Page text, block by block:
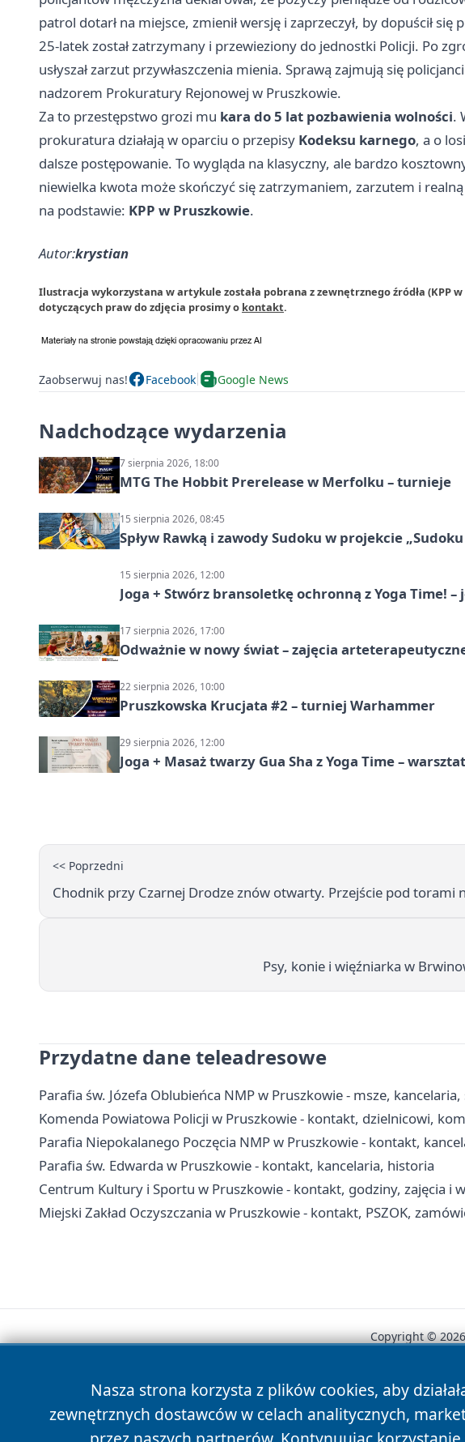
patrol dotarł na miejsce, zmienił wersję i zaprzeczył, by dopuścił się
25-latek został zatrzymany i przewieziony do jednostki Policji. Po
usłyszał zarzut przywłaszczenia mienia. Sprawą zajmują się
nadzorem Prokuratury Rejonowej w Pruszkowie.
Za to przestępstwo grozi mu kara do 5 lat pozbawienia wolności.
prokuratura działają w oparciu o przepisy Kodeksu karnego, a o
dalsze postępowanie. To wygląda na klasyczny, ale bardzo
niewielka kwota może skończyć się zatrzymaniem, zarzutem i
na podstawie: KPP w Pruszkowie.
Autor:krystian
Ilustracja wykorzystana w artykule została pobrana z zewnętrznego źródła (KPP
dotyczących praw do zdjęcia prosimy o kontakt.
Zaobserwuj nas! Facebook Google News
Nadchodzące wydarzenia
7 sierpnia 2026, 18:00
MTG The Hobbit Prerelease w Merfolku – turnieje
15 sierpnia 2026, 08:45
Spływ Rawką i zawody Sudoku w projekcie
15 sierpnia 2026, 12:00
Joga + Stwórz bransoletkę ochronną z Yoga Time!
17 sierpnia 2026, 17:00
Odważnie w nowy świat – zajęcia
22 sierpnia 2026, 10:00
Pruszkowska Krucjata #2 – turniej Warhammer
29 sierpnia 2026, 12:00
Joga + Masaż twarzy Gua Sha z Yoga Time –
<< Poprzedni
Chodnik przy Czarnej Drodze znów otwarty. Przejście pod torami
Psy, konie i więźniarka w
Przydatne dane teleadresowe
Parafia św. Józefa Oblubieńca NMP w Pruszkowie - msze,
Komenda Powiatowa Policji w Pruszkowie - kontakt, dzielnicowi,
Parafia Niepokalanego Poczęcia NMP w Pruszkowie - kontakt,
Parafia św. Edwarda w Pruszkowie - kontakt, kancelaria, historia
Centrum Kultury i Sportu w Pruszkowie - kontakt, godziny, zajęcia i
Miejski Zakład Oczyszczania w Pruszkowie - kontakt, PSZOK,
Nasza strona korzysta z plików cookies, aby
zewnętrznych dostawców w celach analitycznych,
Copyright ©
News Autorzy